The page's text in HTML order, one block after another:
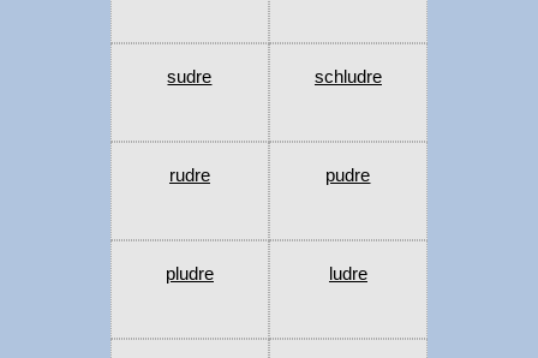
sudre schludre
rudre pudre
pludre ludre